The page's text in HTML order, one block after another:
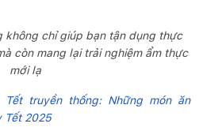
không chỉ giúp bạn tận dụng thực
còn mang lại trải nghiệm ẩm thực
mới lạ
Tết truyền thống: Những món ăn
Tết 2025